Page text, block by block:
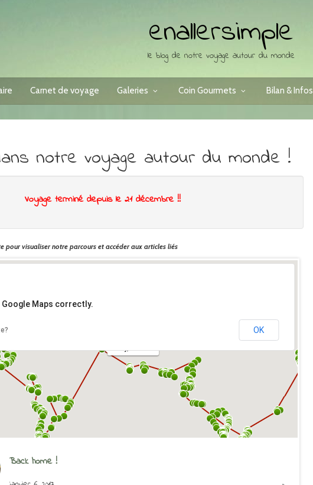
enallersimple
le blog de notre voyage autour du monde
Carnet de voyage Galeries Coin Gourmets Bilan & Infos
notre voyage autour du monde !
Voyage terminé depuis le 21 décembre !!
pour visualiser notre parcours et accéder aux articles liés
Maps correctly.
OK
Back home !